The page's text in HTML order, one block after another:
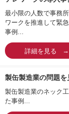
最小限の人数で事務
ワークを推進して緊
事例...
詳細を見る
製缶製造業の問題
製缶製造業のネック
た事例...